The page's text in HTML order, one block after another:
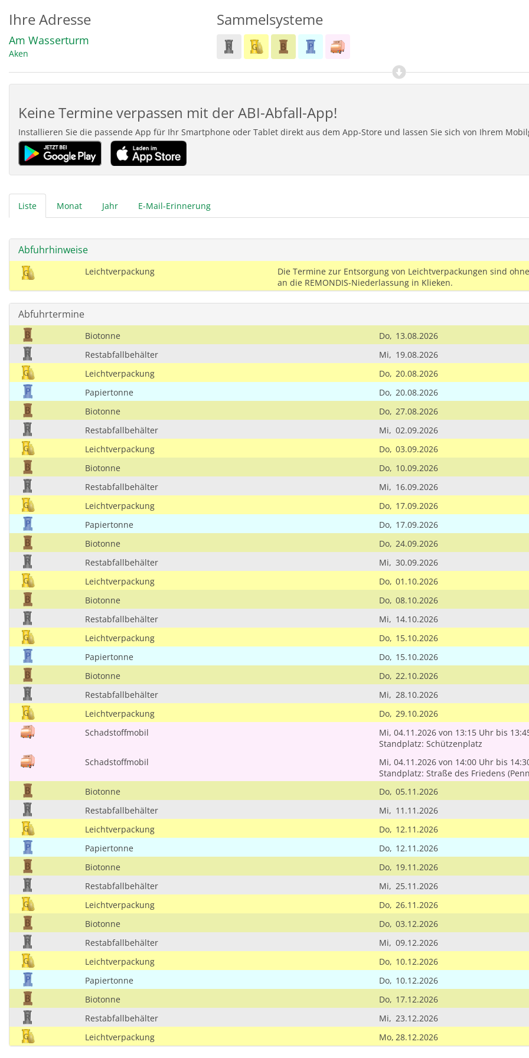
Ihre Adresse
Am Wasserturm
Aken
Sammelsysteme
Keine Termine verpassen mit der ABI-Abfall-App!
Installieren Sie die passende App für Ihr Smartphone oder Tablet direkt aus dem App-Store und lassen Sie sich von Ihrem
Liste Monat Jahr E-Mail-Erinnerung
Abfuhrhinweise
Leichtverpackung Die Termine zur Entsorgung von Leichtverpackungen sind
an die REMONDIS-Niederlassung in Klieken.
Abfuhrtermine
Biotonne Do, 13.08.2026
Restabfallbehälter
Mi, 19.08.2026
Leichtverpackung
Do, 20.08.2026
Papiertonne
Do, 20.08.2026
Biotonne
Do, 27.08.2026
Restabfallbehälter
Mi, 02.09.2026
Leichtverpackung
Do, 03.09.2026
Biotonne
Do, 10.09.2026
Restabfallbehälter
Mi, 16.09.2026
Leichtverpackung
Do, 17.09.2026
Papiertonne
Do, 17.09.2026
Biotonne
Do, 24.09.2026
Restabfallbehälter
Mi, 30.09.2026
Leichtverpackung
Do, 01.10.2026
Biotonne
Do, 08.10.2026
Restabfallbehälter
Mi, 14.10.2026
Leichtverpackung
Do, 15.10.2026
Papiertonne
Do, 15.10.2026
Biotonne
Do, 22.10.2026
Restabfallbehälter
Mi, 28.10.2026
Leichtverpackung
Do, 29.10.2026
Schadstoffmobil
Mi, 04.11.2026 von 13:15 Uhr bis
Standplatz: Schützenplatz
Schadstoffmobil
Mi, 04.11.2026 von 14:00 Uhr bis
Standplatz: Straße des Friedens
Biotonne
Do, 05.11.2026
Restabfallbehälter
Mi, 11.11.2026
Leichtverpackung
Do, 12.11.2026
Papiertonne
Do, 12.11.2026
Biotonne
Do, 19.11.2026
Restabfallbehälter
Mi, 25.11.2026
Leichtverpackung
Do, 26.11.2026
Biotonne
Do, 03.12.2026
Restabfallbehälter
Mi, 09.12.2026
Leichtverpackung
Do, 10.12.2026
Papiertonne
Do, 10.12.2026
Biotonne
Do, 17.12.2026
Restabfallbehälter
Mi, 23.12.2026
Leichtverpackung
Mo, 28.12.2026